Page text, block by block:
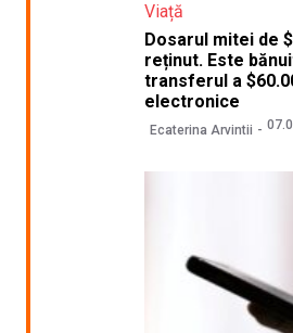
Viață
Dosarul mitei de
reținut. Este
transferul a
electronice
Ecaterina Arvintii